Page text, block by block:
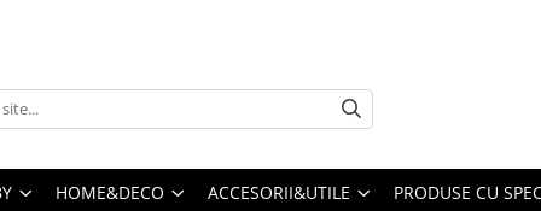
HOME&DECO ACCESORII&UTILE PRODUSE CU